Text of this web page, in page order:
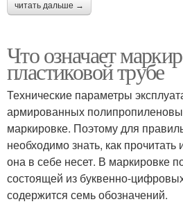
читать дальше →
Что означает
пластиковой трубе
Технические параметры
армированных
маркировке. Поэтому для
необходимо знать, как
она в себе несет. В маркировке
состоящей из буквенно-
содержится семь обозначений.